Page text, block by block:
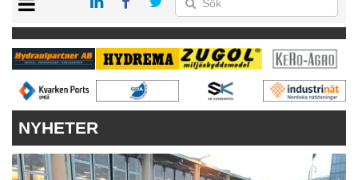
KONTAKT
VÅRA ANDRA MAGASIN
PRENUMERERA
ANNONSERA
NYHETER